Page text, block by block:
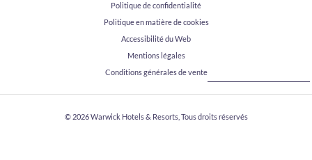
Politique de confidentialité
Politique en matière de cookies
Accessibilité du Web
Mentions légales
Conditions générales de vente
© 2026Warwick Hotels & Resorts, Tous droits réservés